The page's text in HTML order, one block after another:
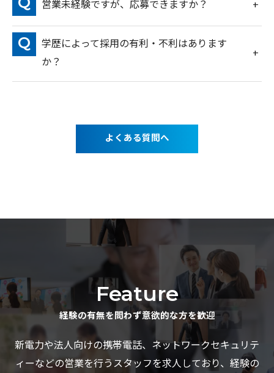
営業未経験ですが、応募できますか？
学歴によって採用の有利・不利はあります
か？
よくある質問へ
経験の有無を問わず意欲的な方を歓迎
Feature
新電力や法人向けの携帯電話、ネットワークセキュリテ
ィーなどの営業を行うスタッフを求人しており、経験の